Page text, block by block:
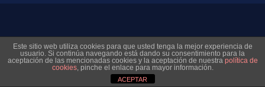
© 2026 Museo Virtual Levante UD. All rights reserved
Este sitio web utiliza cookies para que usted tenga la mejor experiencia de
usuario. Si continúa navegando está dando su consentimiento para la
aceptación de las mencionadas cookies y la aceptación de nuestra política de
cookies, pinche el enlace para mayor información.
ACEPTAR